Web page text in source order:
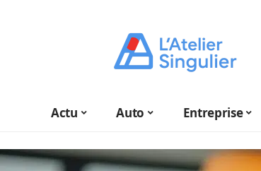
Actu Auto Entreprise